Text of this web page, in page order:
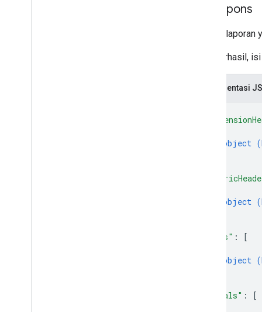
Isi respons
Konten
Jika berhasil,
Representasi
object (
object (
"rows" :
[
object (
"totals" :
[